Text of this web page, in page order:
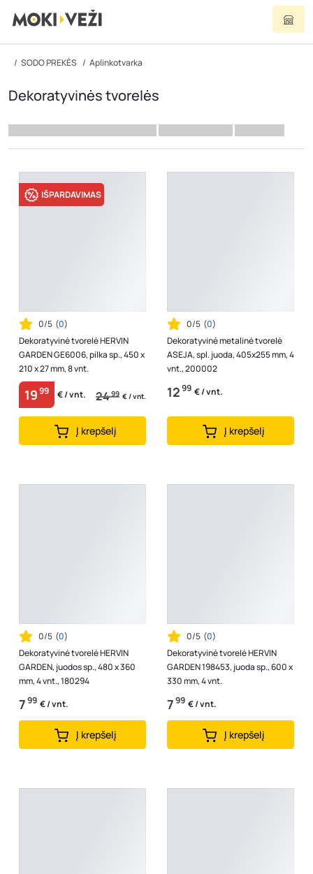
SODO PREKĖS Aplinkotvarka
Dekoratyvinės tvorelės
IŠPARDAVIMAS
0/5 (0)
Dekoratyvinė tvorelė HERVIN
GARDEN GE6006, pilka sp., 450 x
210 x 27 mm, 8 vnt.
1999 € / vnt. 2499 € / vnt.
Į krepšelį
0/5 (0)
Dekoratyvinė metalinė tvorelė
ASEJA, spl. juoda, 405x255 mm, 4
vnt., 200002
1299 € / vnt.
Į krepšelį
0/5 (0)
Dekoratyvinė tvorelė HERVIN
GARDEN, juodos sp., 480 x 360
mm, 4 vnt., 180294
799 € / vnt.
Į krepšelį
0/5 (0)
Dekoratyvinė tvorelė HERVIN
GARDEN 198453, juoda sp., 600 x
330 mm, 4 vnt.
799 € / vnt.
Į krepšelį